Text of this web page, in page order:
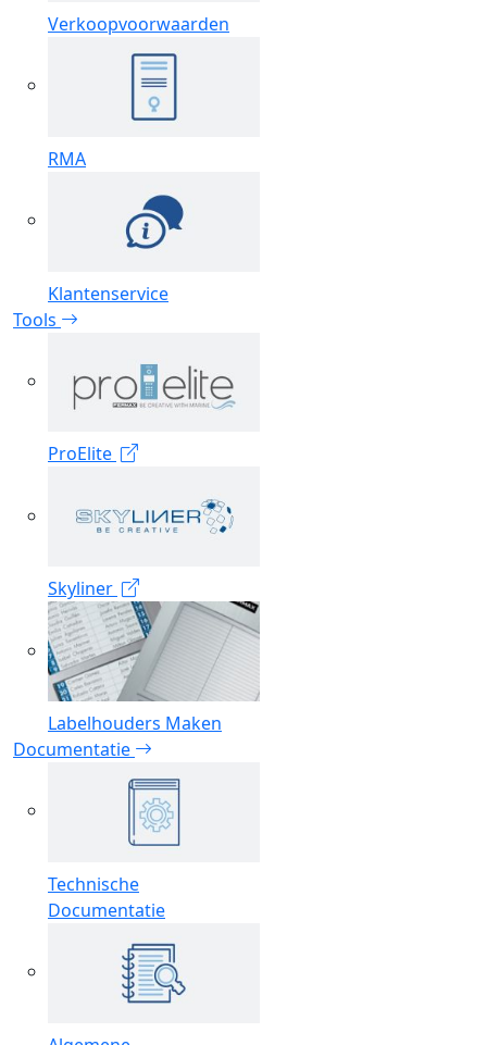
Verkoopvoorwaarden
RMA
Klantenservice
Tools
ProElite
Skyliner
Labelhouders Maken
Documentatie
Technische
Documentatie